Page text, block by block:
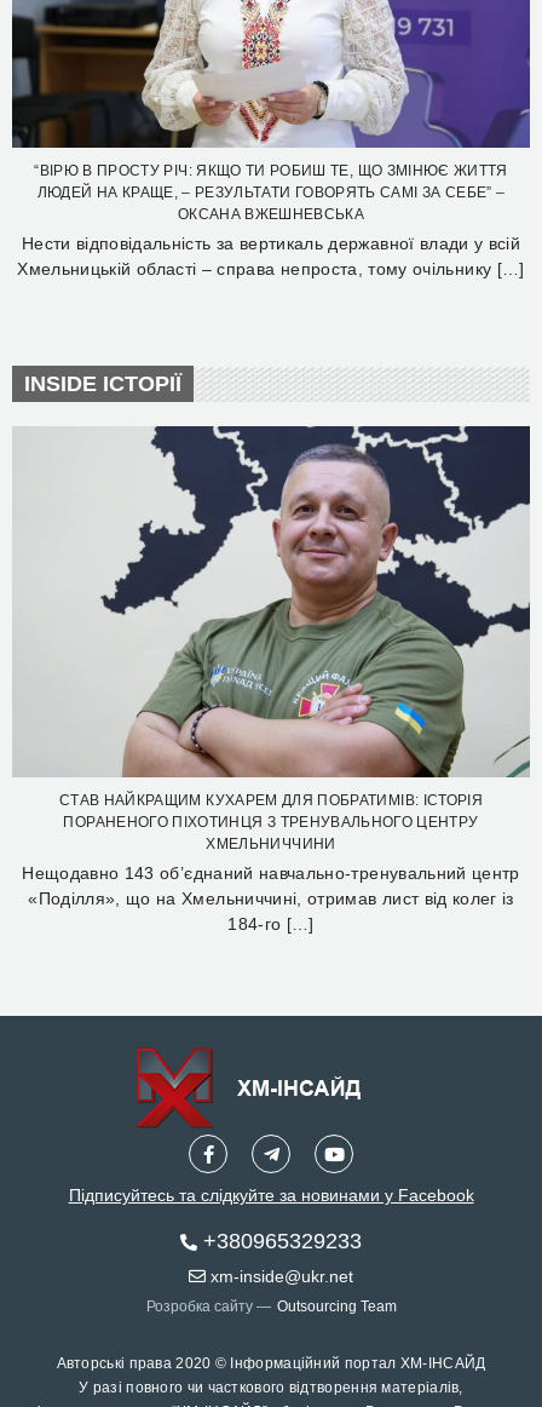
“ВІРЮ В ПРОСТУ РІЧ: ЯКЩО ТИ РОБИШ ТЕ, ЩО ЗМІНЮЄ ЖИТТЯ
ЛЮДЕЙ НА КРАЩЕ, – РЕЗУЛЬТАТИ ГОВОРЯТЬ САМІ ЗА СЕБЕ” –
ОКСАНА ВЖЕШНЕВСЬКА
Нести відповідальність за вертикаль державної влади у всій
Хмельницькій області – справа непроста, тому очільнику […]
INSIDE ІСТОРІЇ
СТАВ НАЙКРАЩИМ КУХАРЕМ ДЛЯ ПОБРАТИМІВ: ІСТОРІЯ
ПОРАНЕНОГО ПІХОТИНЦЯ З ТРЕНУВАЛЬНОГО ЦЕНТРУ
ХМЕЛЬНИЧЧИНИ
Нещодавно 143 об’єднаний навчально-тренувальний центр
«Поділля», що на Хмельниччині, отримав лист від колег із
184-го […]
Підписуйтесь та слідкуйте за новинами у Facebook
+380965329233
xm-inside@ukr.net
Розробка сайту — Outsourcing Team
Авторські права 2020 © Інформаційний портал ХМ-ІНСАЙД
У разі повного чи часткового відтворення матеріалів,